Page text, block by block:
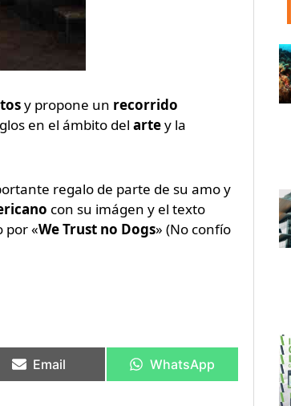
y propone un recorrido
en el ámbito del artey la
regalo de parte de su amo y
con su imágen y el texto
por «We Trust no Dogs» (No confío
Email WhatsApp